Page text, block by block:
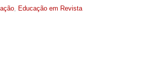
, Educação em Revista